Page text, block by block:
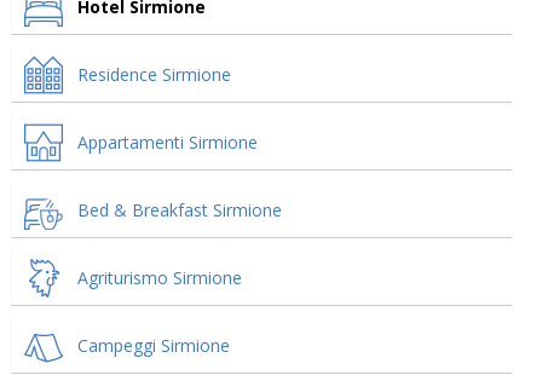
Hotel Sirmione
Residence Sirmione
Appartamenti Sirmione
Bed & Breakfast Sirmione
Agriturismo Sirmione
Campeggi Sirmione